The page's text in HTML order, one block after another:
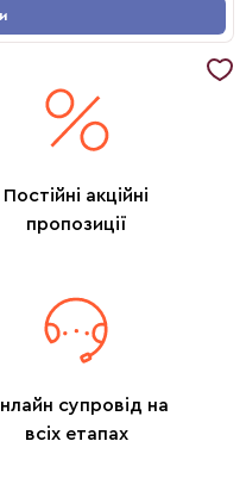
Постійні акційні
пропозиції
супровід на
всіх етапах